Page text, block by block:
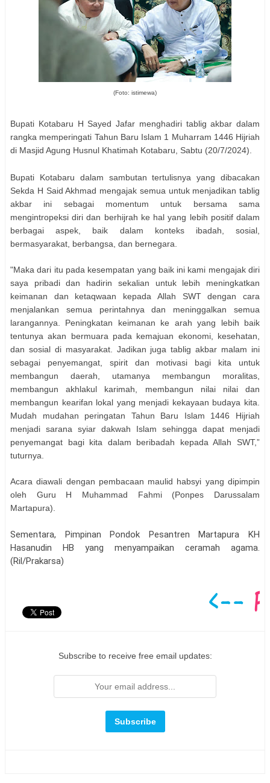
(Foto: istimewa)
Bupati Kotabaru H Sayed Jafar menghadiri tablig akbar dalam
rangka memperingati Tahun Baru Islam 1 Muharram 1446 Hijriah
di Masjid Agung Husnul Khatimah Kotabaru, Sabtu (20/7/2024).
Bupati Kotabaru dalam sambutan tertulisnya yang dibacakan
Sekda H Said Akhmad mengajak semua untuk menjadikan tablig
akbar ini sebagai momentum untuk bersama sama
mengintropeksi diri dan berhijrah ke hal yang lebih positif dalam
berbagai aspek, baik dalam konteks ibadah, sosial,
bermasyarakat, berbangsa, dan bernegara.
"Maka dari itu pada kesempatan yang baik ini kami mengajak diri
saya pribadi dan hadirin sekalian untuk lebih meningkatkan
keimanan dan ketaqwaan kepada Allah SWT dengan cara
menjalankan semua perintahnya dan meninggalkan semua
larangannya. Peningkatan keimanan ke arah yang lebih baik
tentunya akan bermuara pada kemajuan ekonomi, kesehatan,
dan sosial di masyarakat. Jadikan juga tablig akbar malam ini
sebagai penyemangat, spirit dan motivasi bagi kita untuk
membangun daerah, utamanya membangun moralitas,
membangun akhlakul karimah, membangun nilai nilai dan
membangun kearifan lokal yang menjadi kekayaan budaya kita.
Mudah mudahan peringatan Tahun Baru Islam 1446 Hijriah
menjadi sarana syiar dakwah Islam sehingga dapat menjadi
penyemangat bagi kita dalam beribadah kepada Allah SWT,”
tuturnya.
Acara diawali dengan pembacaan maulid habsyi yang dipimpin
oleh Guru H Muhammad Fahmi (Ponpes Darussalam
Martapura).
Sementara, Pimpinan Pondok Pesantren Martapura KH
Hasanudin HB yang menyampaikan ceramah agama.
(Ril/Prakarsa)
Subscribe to receive free email updates: